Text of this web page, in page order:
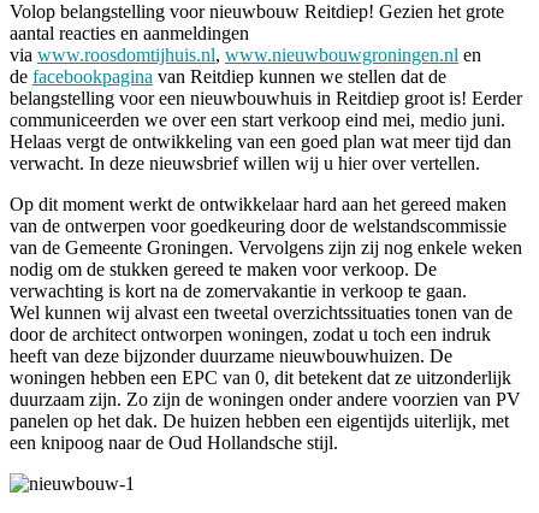
Volop belangstelling voor nieuwbouw Reitdiep! Gezien het grote
aantal reacties en aanmeldingen
via www.roosdomtijhuis.nl, www.nieuwbouwgroningen.nl en
de facebookpagina van Reitdiep kunnen we stellen dat de
belangstelling voor een nieuwbouwhuis in Reitdiep groot is! Eerder
communiceerden we over een start verkoop eind mei, medio juni.
Helaas vergt de ontwikkeling van een goed plan wat meer tijd dan
verwacht. In deze nieuwsbrief willen wij u hier over vertellen.
Op dit moment werkt de ontwikkelaar hard aan het gereed maken
van de ontwerpen voor goedkeuring door de welstandscommissie
van de Gemeente Groningen. Vervolgens zijn zij nog enkele weken
nodig om de stukken gereed te maken voor verkoop. De
verwachting is kort na de zomervakantie in verkoop te gaan.
Wel kunnen wij alvast een tweetal overzichtssituaties tonen van de
door de architect ontworpen woningen, zodat u toch een indruk
heeft van deze bijzonder duurzame nieuwbouwhuizen. De
woningen hebben een EPC van 0, dit betekent dat ze uitzonderlijk
duurzaam zijn. Zo zijn de woningen onder andere voorzien van PV
panelen op het dak. De huizen hebben een eigentijds uiterlijk, met
een knipoog naar de Oud Hollandsche stijl.